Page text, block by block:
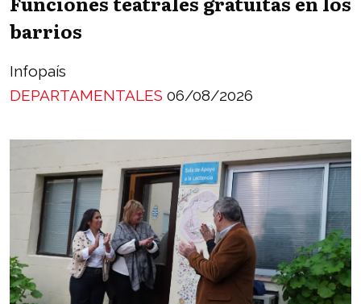
barrios
Infopaís
DEPARTAMENTALES 06/08/2026